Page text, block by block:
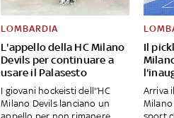
L'appello della HC Milano
Devils per continuare a
usare il Palasesto
LOMBARDIA
I giovani hockeisti dell'’HC
Milano Devils lanciano un
Il
Arriva